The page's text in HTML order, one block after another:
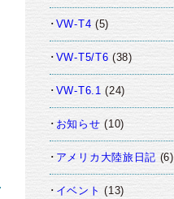
VW-T4 (5)
VW-T5/T6 (38)
VW-T6.1 (24)
お知らせ (10)
アメリカ大陸旅日記 (6)
イベント (13)